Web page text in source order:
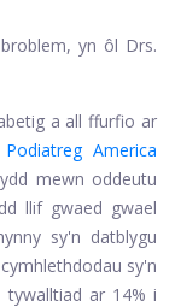
yn ôl Drs.
a all ffurfio ar
America
mewn oddeutu
llif gwaed gwael
sy'n datblygu
sy'n
tywalltiad ar 14% i